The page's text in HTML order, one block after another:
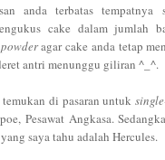
anda terbatas tempatnya
cake dalam jumlah
agar cake anda tetap
antri menunggu giliran ^_^.
di pasaran untuk
Pesawat Angkasa.
saya tahu adalah Hercules.